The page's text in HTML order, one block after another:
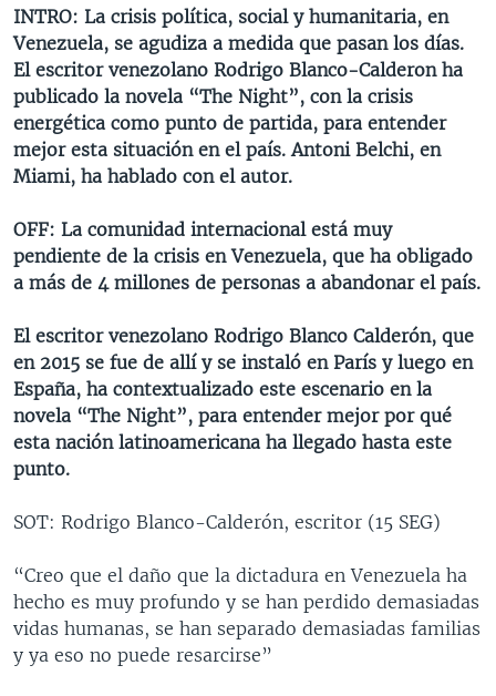
INTRO: La crisis política, social y humanitaria, en
Venezuela, se agudiza a medida que pasan los días.
El escritor venezolano Rodrigo Blanco-Calderon ha
publicado la novela “The Night”, con la crisis
energética como punto de partida, para entender
mejor esta situación en el país. Antoni Belchi, en
Miami, ha hablado con el autor.
OFF: La comunidad internacional está muy
pendiente de la crisis en Venezuela, que ha obligado
a más de 4 millones de personas a abandonar el país.
El escritor venezolano Rodrigo Blanco Calderón, que
en 2015 se fue de allí y se instaló en París y luego en
España, ha contextualizado este escenario en la
novela “The Night”, para entender mejor por qué
esta nación latinoamericana ha llegado hasta este
punto.
SOT: Rodrigo Blanco-Calderón, escritor (15 SEG)
“Creo que el daño que la dictadura en Venezuela ha
hecho es muy profundo y se han perdido demasiadas
vidas humanas, se han separado demasiadas familias
y ya eso no puede resarcirse”